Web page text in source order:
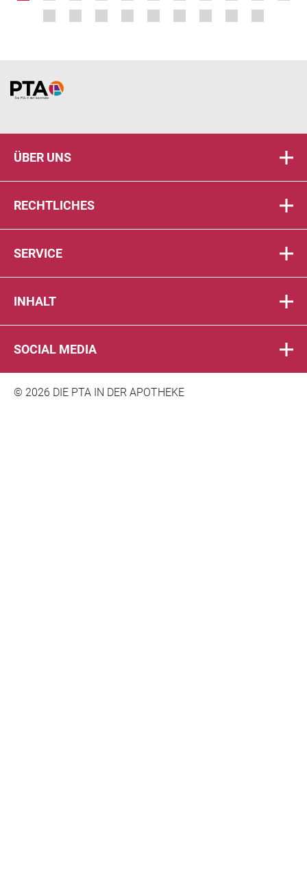
Home
ÜBER UNS
RECHTLICHES
SERVICE
INHALT
SOCIAL MEDIA
© 2026 DIE PTA IN DER APOTHEKE